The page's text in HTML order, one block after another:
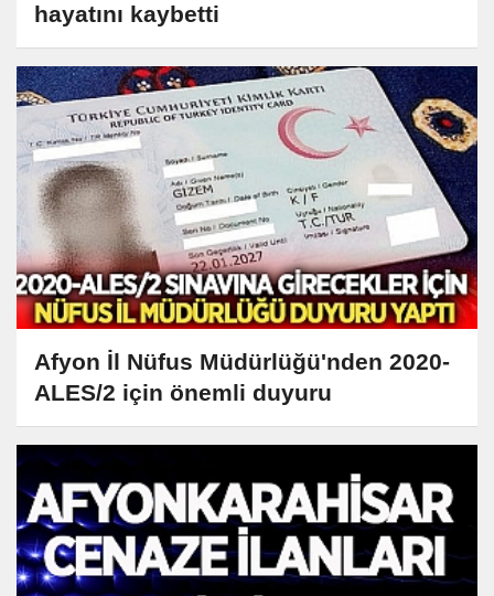
hayatını kaybetti
Afyon İl Nüfus Müdürlüğü'nden 2020-
ALES/2 için önemli duyuru